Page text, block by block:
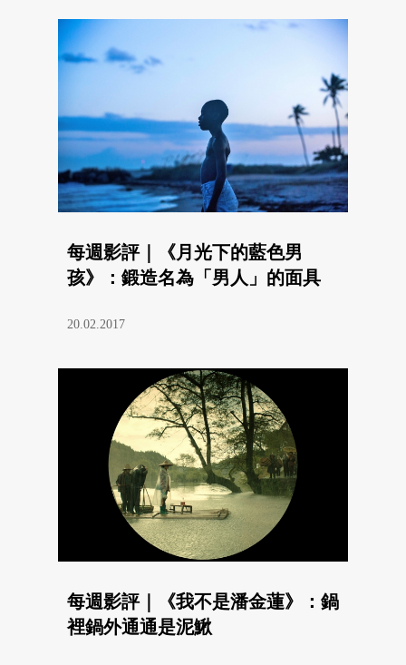
每週影評｜《月光下的藍色男
孩》：鍛造名為「男人」的面具
20.02.2017
每週影評｜《我不是潘金蓮》：鍋
裡鍋外通通是泥鰍